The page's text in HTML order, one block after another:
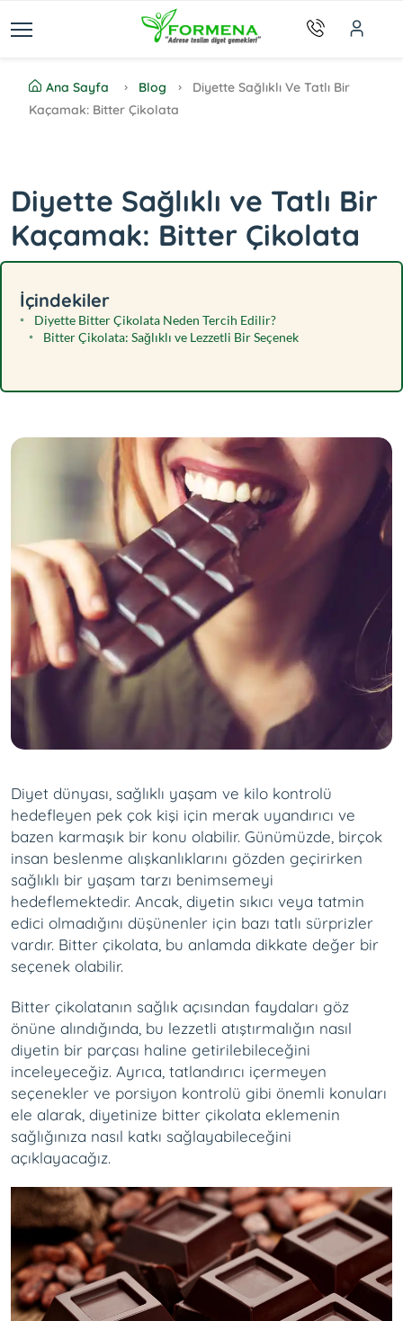
Ana Sayfa Blog
Diyette Sağlıklı Ve Tatlı Bir
Kaçamak: Bitter Çikolata
Diyette Sağlıklı ve Tatlı Bir
Kaçamak: Bitter Çikolata
İçindekiler
Diyette Bitter Çikolata Neden Tercih Edilir?
Bitter Çikolata: Sağlıklı ve Lezzetli Bir Seçenek
Diyet dünyası, sağlıklı yaşam ve kilo kontrolü
hedefleyen pek çok kişi için merak uyandırıcı ve
bazen karmaşık bir konu olabilir. Günümüzde, birçok
insan beslenme alışkanlıklarını gözden geçirirken
sağlıklı bir yaşam tarzı benimsemeyi
hedeflemektedir. Ancak, diyetin sıkıcı veya tatmin
edici olmadığını düşünenler için bazı tatlı sürprizler
vardır. Bitter çikolata, bu anlamda dikkate değer bir
seçenek olabilir.
Bitter çikolatanın sağlık açısından faydaları göz
önüne alındığında, bu lezzetli atıştırmalığın nasıl
diyetin bir parçası haline getirilebileceğini
inceleyeceğiz. Ayrıca, tatlandırıcı içermeyen
seçenekler ve porsiyon kontrolü gibi önemli konuları
ele alarak, diyetinize bitter çikolata eklemenin
sağlığınıza nasıl katkı sağlayabileceğini
açıklayacağız.